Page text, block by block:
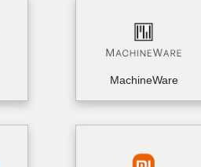
MachineWare